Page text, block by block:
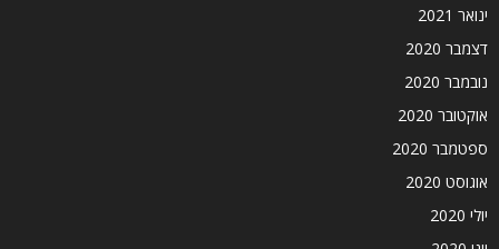
ינואר 2021
דצמבר 2020
נובמבר 2020
אוקטובר 2020
ספטמבר 2020
אוגוסט 2020
יולי 2020